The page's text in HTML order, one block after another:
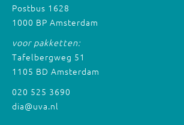
Postbus 1628
1000 BP Amsterdam
voor pakketten:
Tafelbergweg 51
1105 BD Amsterdam
020 525 3690
dia@uva.nl